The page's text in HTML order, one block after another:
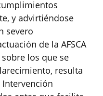
y advirtiéndose
severo
de la AFSCA
sobre los que se
resulta